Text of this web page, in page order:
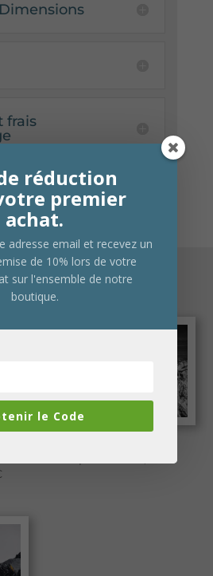
frais
similaires
réduction
premier
achat.
adresse email et recevez un
de 10% lors de votre
sur l'ensemble de notre
boutique.
le Code